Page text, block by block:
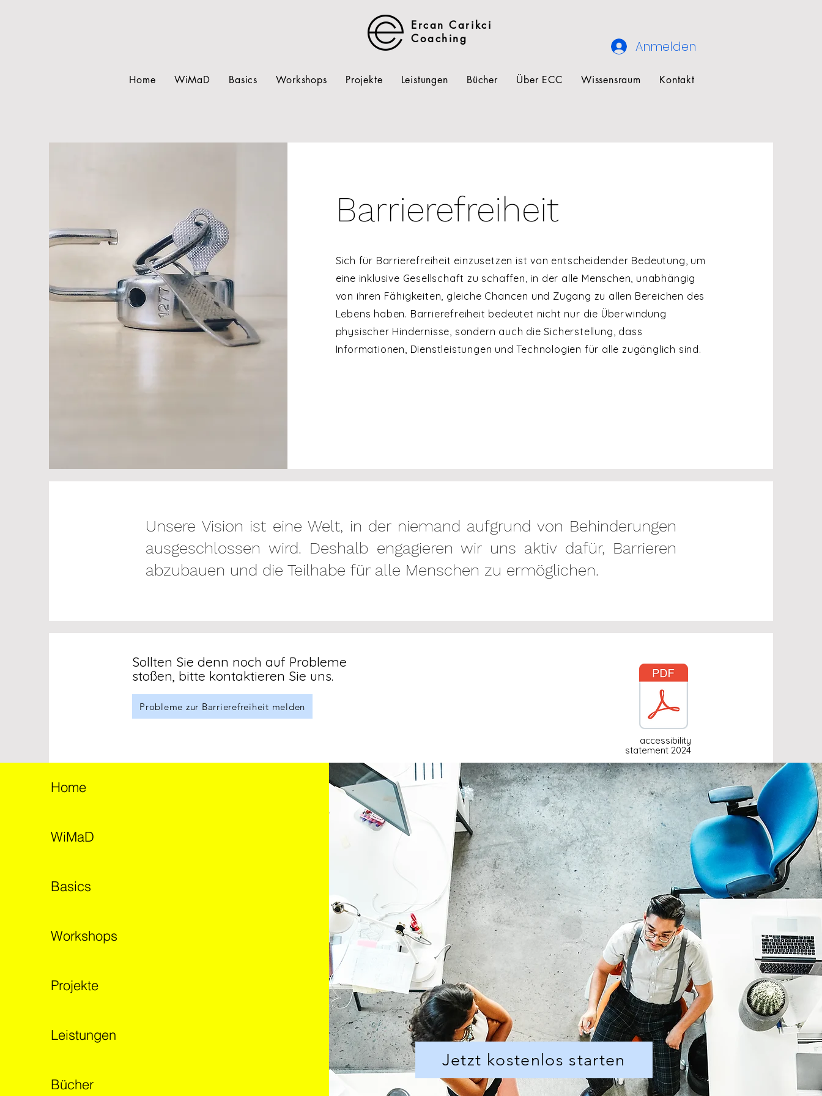
Ercan Carikci
Coaching
Anmelden
Home WiMaD Basics Workshops Projekte Leistungen Bücher Über ECC Wissensraum Kontakt
Barrierefreiheit
Sich für Barrierefreiheit einzusetzen ist von entscheidender Bedeutung, um
eine inklusive Gesellschaft zu schaffen, in der alle Menschen, unabhängig
von ihren Fähigkeiten, gleiche Chancen und Zugang zu allen Bereichen des
Lebens haben. Barrierefreiheit bedeutet nicht nur die Überwindung
physischer Hindernisse, sondern auch die Sicherstellung, dass
Informationen, Dienstleistungen und Technologien für alle zugänglich sind.
Unsere Vision ist eine Welt, in der niemand aufgrund von Behinderungen
ausgeschlossen wird. Deshalb engagieren wir uns aktiv dafür, Barrieren
abzubauen und die Teilhabe für alle Menschen zu ermöglichen.
Sollten Sie denn noch auf Probleme
stoßen, bitte kontaktieren Sie uns.
Probleme zur Barrierefreiheit melden
accessibility
statement 2024
Home
WiMaD
Basics
Workshops
Projekte
Leistungen
Bücher
Jetzt kostenlos starten